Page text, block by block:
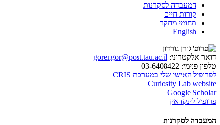
המעבדה לסקרנות
קורות חיים
תחומי מחקר
English
דואר אלקטרוני: gorengor@post.tau.ac.il
טלפון פנימי:
לפרופיל האישי שלי במערכת CRIS
Curiosity Lab website
Google Scholar
פרופיל לינקדאין
המעבדה לסקרנות